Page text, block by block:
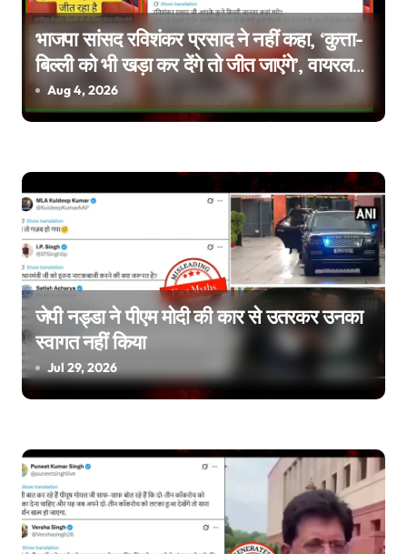
g
a
t
o
n
भाजपा सांसद रविशंकर प्रसाद ने नहीं कहा, ‘कुत्ता-
बिल्ली को भी खड़ा कर देंगे तो जीत जाएंगे’, वायरल
वीडियो एडिटेड है
Aug 4, 2026
जेपी नड्डा ने पीएम मोदी की कार से उतरकर उनका
स्वागत नहीं किया
Jul 29, 2026